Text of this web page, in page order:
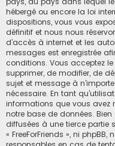
hébergé ou encore la loi
dispositions, vous vous
définitif et nous nous
d’accès à internet et les
messages est enregistrée
conditions. Vous acceptez le
supprimer, de modifier, de
sujet et message à
nécessaire. En tant
informations que vous avez
notre base de données.
diffusées à une tierce partie
« FreeForFriends », ni